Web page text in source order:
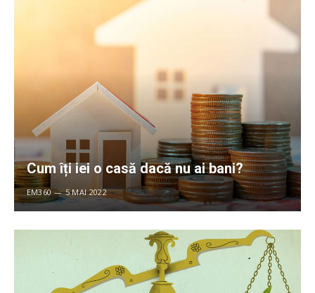
Cum îți iei o casă dacă nu ai bani?
EM360 5 MAI 2022